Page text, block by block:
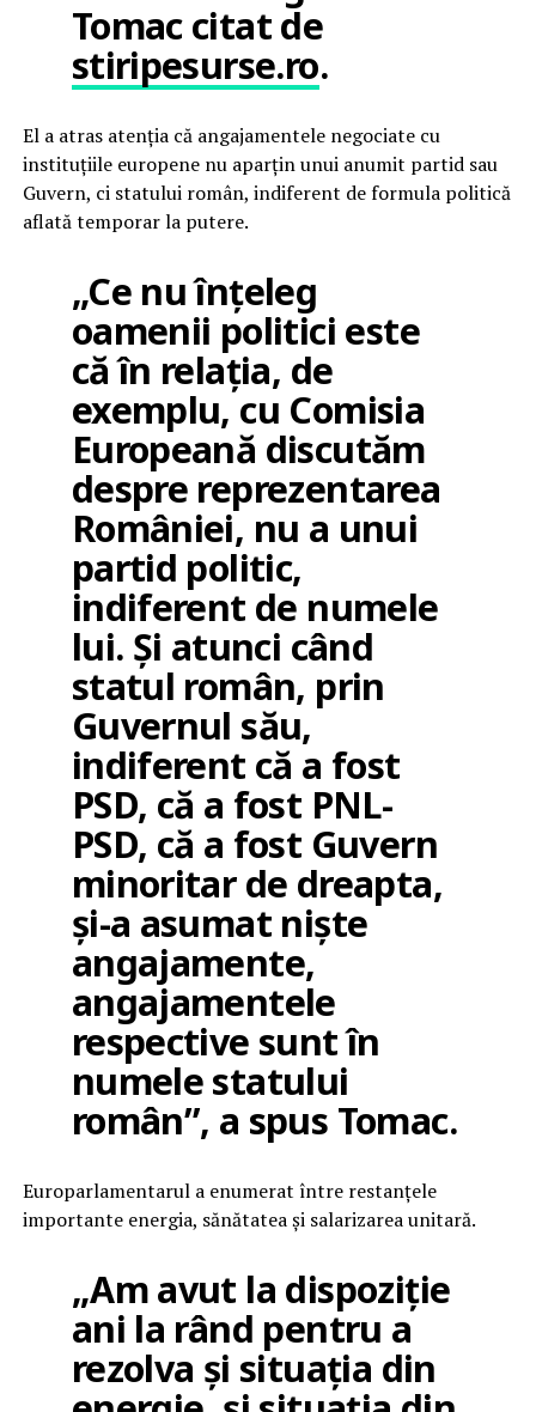
Tomac citat de
stiripesurse.ro.
El a atras atenția că angajamentele negociate cu
instituțiile europene nu aparțin unui anumit partid sau
Guvern, ci statului român, indiferent de formula politică
aflată temporar la putere.
„Ce nu înțeleg
oamenii politici este
că în relația, de
exemplu, cu Comisia
Europeană discutăm
despre reprezentarea
României, nu a unui
partid politic,
indiferent de numele
lui. Și atunci când
statul român, prin
Guvernul său,
indiferent că a fost
PSD, că a fost PNL-
PSD, că a fost Guvern
minoritar de dreapta,
și-a asumat niște
angajamente,
angajamentele
respective sunt în
numele statului
român”, a spus Tomac.
Europarlamentarul a enumerat între restanțele
importante energia, sănătatea și salarizarea unitară.
„Am avut la dispoziție
ani la rând pentru a
rezolva și situația din